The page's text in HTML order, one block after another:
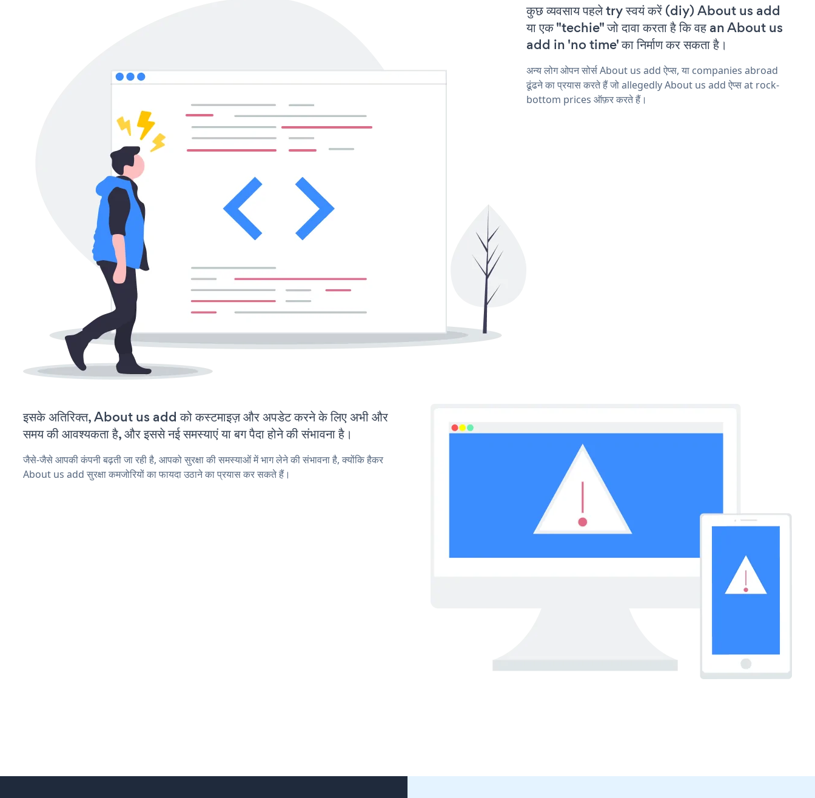
कुछ व्यवसाय पहले try स्वयं करें (diy) About us add
या एक "techie" जो दावा करता है कि वह an About us
add in 'no time' का निर्माण कर सकता है।
अन्य लोग ओपन सोर्स About us add ऐप्स, या companies abroad
ढूंढने का प्रयास करते हैं जो allegedly About us add ऐप्स at rock-
bottom prices ऑफ़र करते हैं।
इसके अतिरिक्त, About us add को कस्टमाइज़ और अपडेट करने के लिए अभी और
समय की आवश्यकता है, और इससे नई समस्याएं या बग पैदा होने की संभावना है।
जैसे-जैसे आपकी कंपनी बढ़ती जा रही है, आपको सुरक्षा की समस्याओं में भाग लेने की संभावना है, क्योंकि हैकर
About us add सुरक्षा कमजोरियों का फायदा उठाने का प्रयास कर सकते हैं।